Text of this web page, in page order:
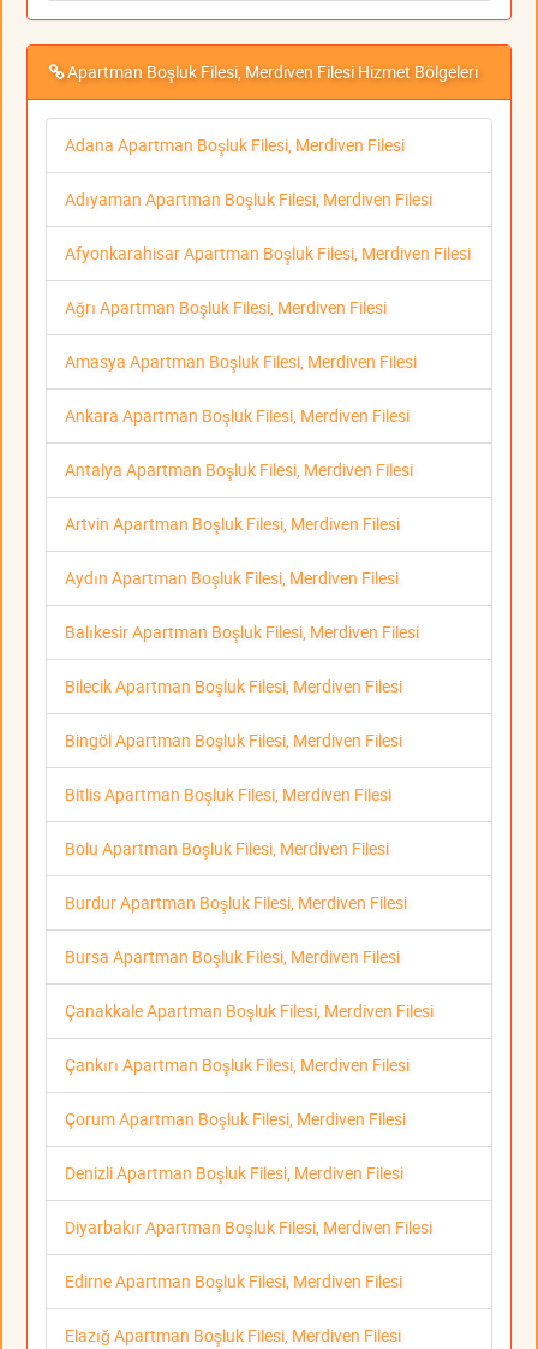
Apartman Boşluk Filesi, Merdiven Filesi Hizmet Bölgeleri
Adana Apartman Boşluk Filesi, Merdiven Filesi
Adıyaman Apartman Boşluk Filesi, Merdiven Filesi
Afyonkarahisar Apartman Boşluk Filesi, Merdiven Filesi
Ağrı Apartman Boşluk Filesi, Merdiven Filesi
Amasya Apartman Boşluk Filesi, Merdiven Filesi
Ankara Apartman Boşluk Filesi, Merdiven Filesi
Antalya Apartman Boşluk Filesi, Merdiven Filesi
Artvin Apartman Boşluk Filesi, Merdiven Filesi
Aydın Apartman Boşluk Filesi, Merdiven Filesi
Balıkesir Apartman Boşluk Filesi, Merdiven Filesi
Bilecik Apartman Boşluk Filesi, Merdiven Filesi
Bingöl Apartman Boşluk Filesi, Merdiven Filesi
Bitlis Apartman Boşluk Filesi, Merdiven Filesi
Bolu Apartman Boşluk Filesi, Merdiven Filesi
Burdur Apartman Boşluk Filesi, Merdiven Filesi
Bursa Apartman Boşluk Filesi, Merdiven Filesi
Çanakkale Apartman Boşluk Filesi, Merdiven Filesi
Çankırı Apartman Boşluk Filesi, Merdiven Filesi
Çorum Apartman Boşluk Filesi, Merdiven Filesi
Denizli Apartman Boşluk Filesi, Merdiven Filesi
Diyarbakır Apartman Boşluk Filesi, Merdiven Filesi
Edirne Apartman Boşluk Filesi, Merdiven Filesi
Elazığ Apartman Boşluk Filesi, Merdiven Filesi